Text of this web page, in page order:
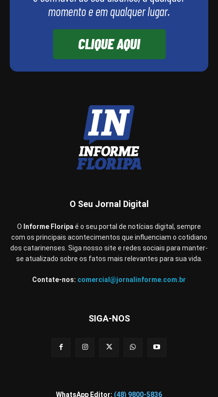
O Seu Jornal Digital
O Informe Floripa é o seu portal de notícias digital, sempre
com os principais acontecimentos que influenciam o cotidiano
dos catarinenses. Siga nosso site e redes sociais para manter-
se atualizado sobre os fatos mais relevantes para sua vida.
Contate-nos: comercial@jornalinforme.com.br
SIGA-NOS
WhatsApp Editor: (48) 9800-5836